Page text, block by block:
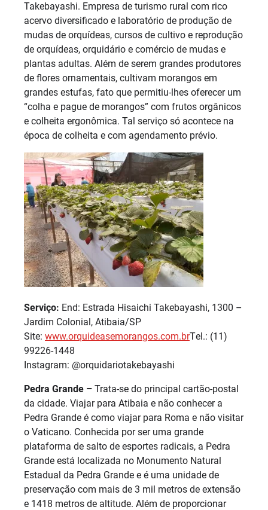
Takebayashi. Empresa de turismo rural com rico
acervo diversificado e laboratório de produção de
mudas de orquídeas, cursos de cultivo e reprodução
de orquídeas, orquidário e comércio de mudas e
plantas adultas. Além de serem grandes produtores
de flores ornamentais, cultivam morangos em
grandes estufas, fato que permitiu-lhes oferecer um
“colha e pague de morangos” com frutos orgânicos
e colheita ergonômica. Tal serviço só acontece na
época de colheita e com agendamento prévio.
Serviço: End: Estrada Hisaichi Takebayashi, 1300 –
Jardim Colonial, Atibaia/SP
Site: www.orquideasemorangos.com.brTel.: (11)
99226-1448
Instagram: @orquidariotakebayashi
Pedra Grande – Trata-se do principal cartão-postal
da cidade. Viajar para Atibaia e não conhecer a
Pedra Grande é como viajar para Roma e não visitar
o Vaticano. Conhecida por ser uma grande
plataforma de salto de esportes radicais, a Pedra
Grande está localizada no Monumento Natural
Estadual da Pedra Grande e é uma unidade de
preservação com mais de 3 mil metros de extensão
e 1418 metros de altitude. Além de proporcionar